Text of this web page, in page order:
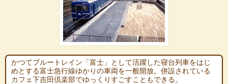
かつてブルートレイン「富士」として活躍した寝台列車をはじ
めとする富士急行線ゆかりの車両を一般開放。併設されている
カフェ下吉田倶楽部でゆっくりすごすこともできる。